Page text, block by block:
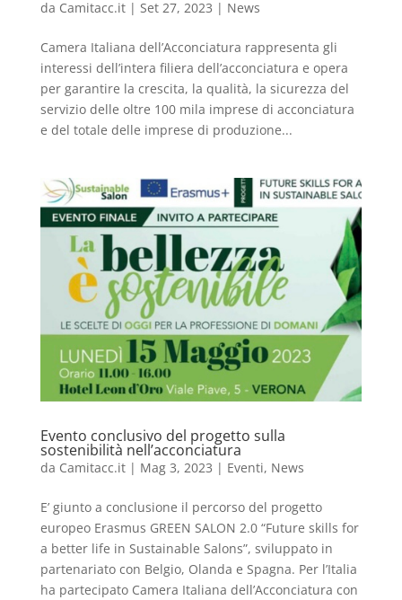
da Camitacc.it| Set 27, 2023 | News
Camera Italiana dell’Acconciatura rappresenta gli
interessi dell’intera filiera dell’acconciatura e opera
per garantire la crescita, la qualità, la sicurezza del
servizio delle oltre 100 mila imprese di acconciatura
e del totale delle imprese di produzione...
Evento conclusivo del progetto sulla
sostenibilità nell’acconciatura
da Camitacc.it| Mag 3, 2023 | Eventi, News
E’ giunto a conclusione il percorso del progetto
europeo Erasmus GREEN SALON 2.0 “Future skills for
a better life in Sustainable Salons”, sviluppato in
partenariato con Belgio, Olanda e Spagna. Per l’Italia
ha partecipato Camera Italiana dell’Acconciatura con